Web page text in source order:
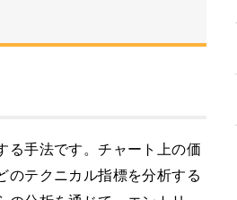
る手法です。チャート上の価
のテクニカル指標を分析する